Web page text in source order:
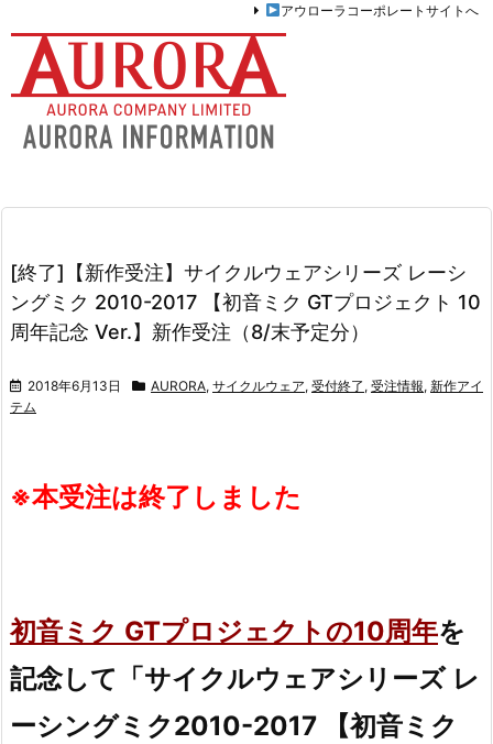
アウローラコーポレートサイトへ
[終了]【新作受注】サイクルウェアシリーズ レーシ
ングミク 2010-2017 【初音ミク GTプロジェクト 10
周年記念 Ver.】新作受注（8/末予定分）
2018年6月13日 AURORA, サイクルウェア, 受付終了 , 受注情報, 新作アイ
テム
※本受注は終了しました
初音ミク GTプロジェクトの10周年を
記念して「サイクルウェアシリーズ レ
ーシングミク2010-2017 【初音ミク